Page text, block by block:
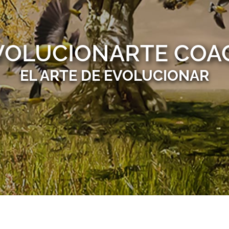
EL ARTE DE EVOLUCIONAR